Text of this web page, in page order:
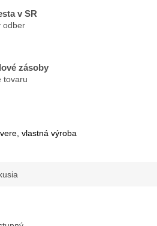
v SR
odber
zásoby
tovaru
vlastná výroba